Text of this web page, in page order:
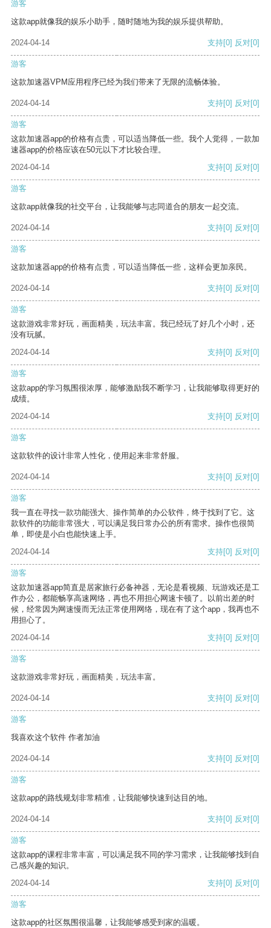
游客
这款app就像我的娱乐小助手，随时随地为我的娱乐提供帮助。
2024-04-14 支持[0] 反对[0]
游客
这款加速器VPM应用程序已经为我们带来了无限的流畅体验。
2024-04-14 支持[0] 反对[0]
游客
这款加速器app的价格有点贵，可以适当降低一些。我个人觉得，一款加
速器app的价格应该在50元以下才比较合理。
2024-04-14
支持[0] 反对[0]
游客
这款app就像我的社交平台，让我能够与志同道合的朋友一起交流。
2024-04-14 支持[0] 反对[0]
游客
这款加速器app的价格有点贵，可以适当降低一些，这样会更加亲民。
2024-04-14 支持[0] 反对[0]
游客
这款游戏非常好玩，画面精美，玩法丰富。我已经玩了好几个小时，还
没有玩腻。
2024-04-14
支持[0] 反对[0]
游客
这款app的学习氛围很浓厚，能够激励我不断学习，让我能够取得更好的
成绩。
2024-04-14
支持[0] 反对[0]
游客
这款软件的设计非常人性化，使用起来非常舒服。
2024-04-14 支持[0] 反对[0]
游客
我一直在寻找一款功能强大、操作简单的办公软件，终于找到了它。这
款软件的功能非常强大，可以满足我日常办公的所有需求。操作也很简
单，即使是小白也能快速上手。
2024-04-14
支持[0] 反对[0]
游客
这款加速器app简直是居家旅行必备神器，无论是看视频、玩游戏还是工
作办公，都能畅享高速网络，再也不用担心网速卡顿了。以前出差的时
候，经常因为网速慢而无法正常使用网络，现在有了这个app，我再也不
用担心了。
2024-04-14
支持[0] 反对[0]
游客
这款游戏非常好玩，画面精美，玩法丰富。
2024-04-14 支持[0] 反对[0]
游客
我喜欢这个软件 作者加油
2024-04-14 支持[0] 反对[0]
游客
这款app的路线规划非常精准，让我能够快速到达目的地。
2024-04-14 支持[0] 反对[0]
游客
这款app的课程非常丰富，可以满足我不同的学习需求，让我能够找到自
己感兴趣的知识。
2024-04-14
支持[0] 反对[0]
游客
这款app的社区氛围很温馨，让我能够感受到家的温暖。